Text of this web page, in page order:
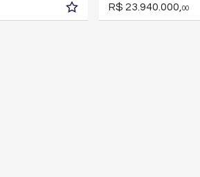
R$ 23.940.000, 00